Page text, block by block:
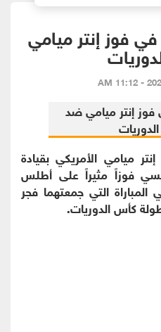
فوز إنتر ميامي
ميامي الأمريكي بقيادة
فوزاً مثيراً على أطلس
بنتيجة 2 – 1 في المباراة التي جمعتهما فجر
كأس الدوريات.